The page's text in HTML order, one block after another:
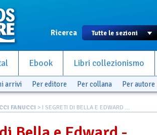
Ricerca
Ebook Libri collezionismo
arrivi Per editore Per collana Per autore
FANUCCI > I SEGRETI DI BELLA E EDWARD ...